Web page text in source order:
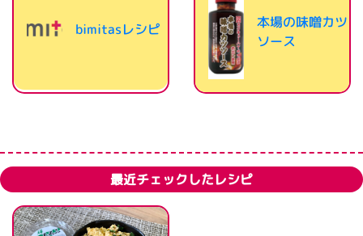
bimitasレシピ 本場の味噌カツ
ソース
最近チェックしたレシピ